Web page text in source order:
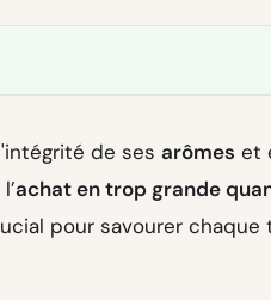
de ses arômes et
achat en trop grande
pour savourer chaque